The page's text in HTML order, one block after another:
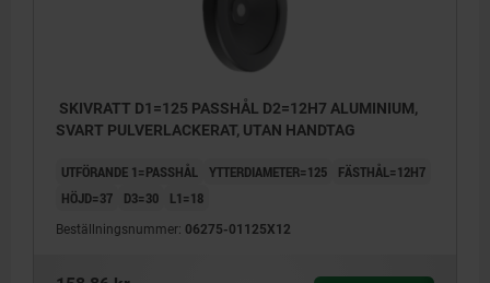
SKIVRATT D1=125 PASSHÅL D2=12H7 ALUMINIUM,
SVART PULVERLACKERAT, UTAN HANDTAG
UTFÖRANDE 1=PASSHÅL YTTERDIAMETER=125
FÄSTHÅL=12H7
HÖJD=37
D3=30 L1=18
Beställningsnummer: 06275-01125X12